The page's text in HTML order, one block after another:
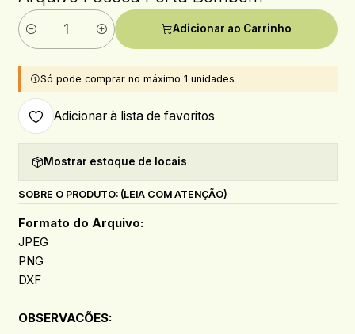
Quantidade
Adicionar ao Carrinho
Só pode comprar no máximo 1 unidades
Adicionar à lista de favoritos
Mostrar estoque de locais
SOBRE O PRODUTO: (LEIA COM ATENÇÃO)
Formato do Arquivo:
JPEG
PNG
DXF
OBSERVACÕES: